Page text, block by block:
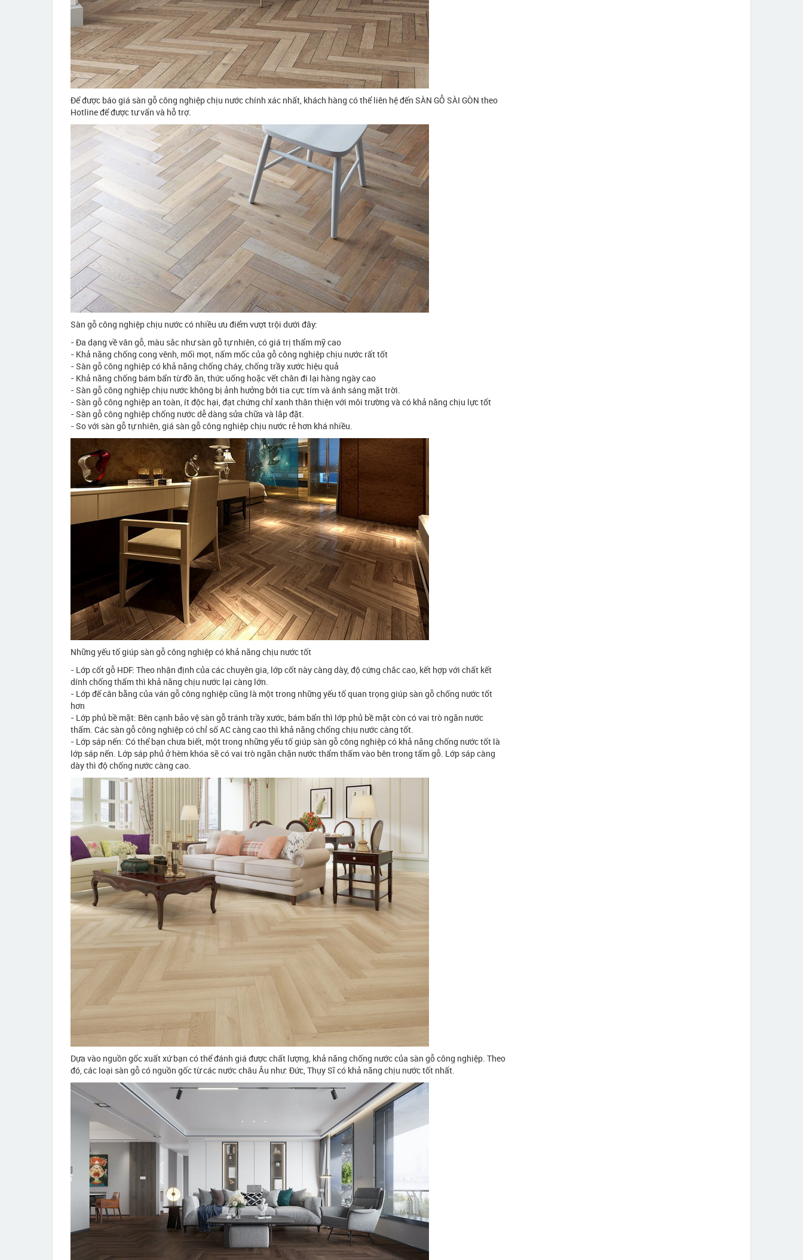
Để được báo giá sàn gỗ công nghiệp chịu nước chính xác nhất, khách hàng có thể liên hệ đến SÀN GỖ SÀI GÒN theo
Hotline để được tư vấn và hỗ trợ.
Sàn gỗ công nghiệp chịu nước có nhiều ưu điểm vượt trội dưới đây:
- Đa dạng về vân gỗ, màu sắc như sàn gỗ tự nhiên, có giá trị thẩm mỹ cao
- Khả năng chống cong vênh, mối mọt, nấm mốc của gỗ công nghiệp chịu nước rất tốt
- Sàn gỗ công nghiệp có khả năng chống cháy, chống trầy xước hiệu quả
- Khả năng chống bám bẩn từ đồ ăn, thức uống hoặc vết chân đi lại hàng ngày cao
- Sàn gỗ công nghiệp chịu nước không bị ảnh hưởng bởi tia cực tím và ánh sáng mặt trời.
- Sàn gỗ công nghiệp an toàn, ít độc hại, đạt chứng chỉ xanh thân thiện với môi trường và có khả năng chịu lực tốt
- Sàn gỗ công nghiệp chống nước dễ dàng sửa chữa và lắp đặt.
- So với sàn gỗ tự nhiên, giá sàn gỗ công nghiệp chịu nước rẻ hơn khá nhiều.
Những yếu tố giúp sàn gỗ công nghiệp có khả năng chịu nước tốt
- Lớp cốt gỗ HDF: Theo nhận định của các chuyên gia, lớp cốt này càng dày, độ cứng chắc cao, kết hợp với chất kết
dính chống thấm thì khả năng chịu nước lại càng lớn.
- Lớp đế cân bằng của ván gỗ công nghiệp cũng là một trong những yếu tố quan trọng giúp sàn gỗ chống nước tốt
hơn
- Lớp phủ bề mặt: Bên cạnh bảo vệ sàn gỗ tránh trầy xước, bám bẩn thì lớp phủ bề mặt còn có vai trò ngăn nước
thấm. Các sàn gỗ công nghiệp có chỉ số AC càng cao thì khả năng chống chịu nước càng tốt.
- Lớp sáp nến: Có thể bạn chưa biết, một trong những yếu tố giúp sàn gỗ công nghiệp có khả năng chống nước tốt là
lớp sáp nến. Lớp sáp phủ ở hèm khóa sẽ có vai trò ngăn chặn nước thẩm thấm vào bên trong tấm gỗ. Lớp sáp càng
dày thì độ chống nước càng cao.
Dựa vào nguồn gốc xuất xứ bạn có thể đánh giá được chất lượng, khả năng chống nước của sàn gỗ công nghiệp. Theo
đó, các loại sàn gỗ có nguồn gốc từ các nước châu Âu như: Đức, Thụy Sĩ có khả năng chịu nước tốt nhất.